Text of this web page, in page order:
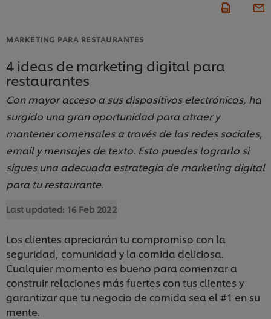
MARKETING PARA RESTAURANTES
4 ideas de marketing digital para
restaurantes
Con mayor acceso a sus dispositivos electrónicos, ha
surgido una gran oportunidad para atraer y
mantener comensales a través de las redes sociales,
email y mensajes de texto. Esto puedes lograrlo si
sigues una adecuada estrategia de marketing digital
para tu restaurante.
Last updated: 16 Feb 2022
Los clientes apreciarán tu compromiso con la
seguridad, comunidad y la comida deliciosa.
Cualquier momento es bueno para comenzar a
construir relaciones más fuertes con tus clientes y
garantizar que tu negocio de comida sea el #1 en su
mente.